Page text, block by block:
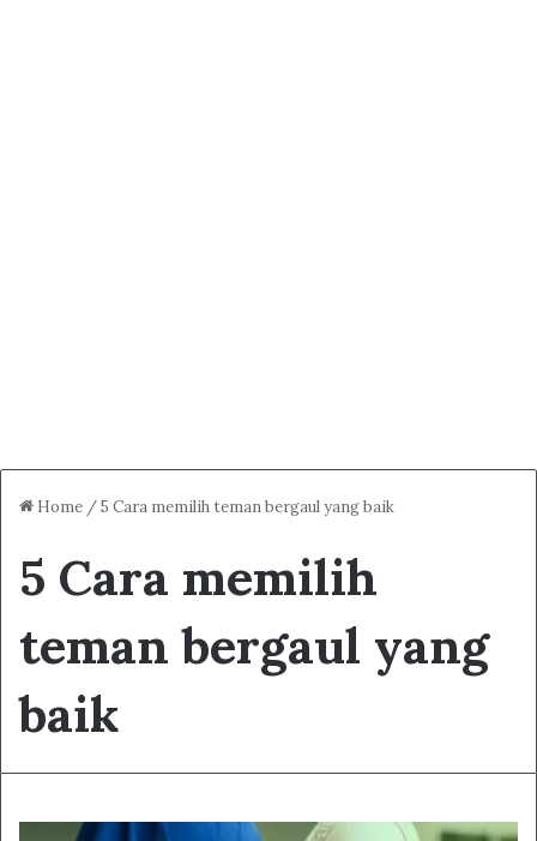
Home /5 Cara memilih teman bergaul yang baik
5 Cara memilih
teman bergaul yang
baik